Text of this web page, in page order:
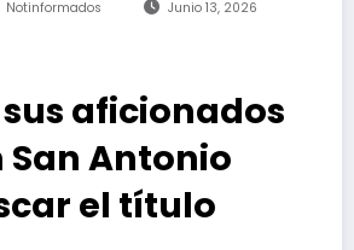
Notinformados Junio 13, 2026
aficionados
San Antonio
el título